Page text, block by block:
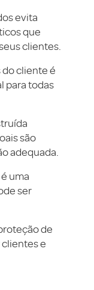
evita
que
clientes.
do cliente é
para todas
são
adequada.
uma
ser
de
e